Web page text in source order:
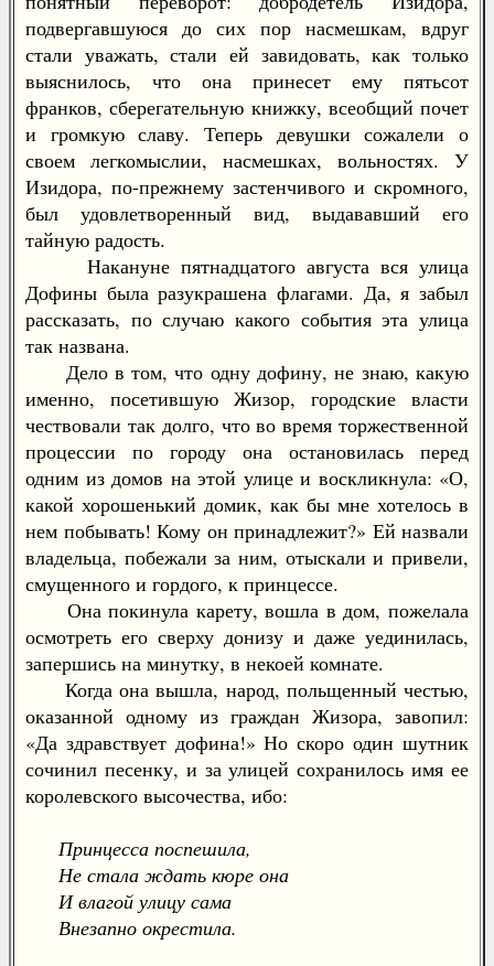
подвергавшуюся до сих пор насмешкам, вдруг
стали уважать, стали ей завидовать, как только
выяснилось, что она принесет ему пятьсот
франков, сберегательную книжку, всеобщий почет
и громкую славу. Теперь девушки сожалели о
своем легкомыслии, насмешках, вольностях. У
Изидора, по-прежнему застенчивого и скромного,
был удовлетворенный вид, выдававший его
тайную радость.
Накануне пятнадцатого августа вся улица
Дофины была разукрашена флагами. Да, я забыл
рассказать, по случаю какого события эта улица
так названа.
Дело в том, что одну дофину, не знаю, какую
именно, посетившую Жизор, городские власти
чествовали так долго, что во время торжественной
процессии по городу она остановилась перед
одним из домов на этой улице и воскликнула: «О,
какой хорошенький домик, как бы мне хотелось в
нем побывать! Кому он принадлежит?» Ей назвали
владельца, побежали за ним, отыскали и привели,
смущенного и гордого, к принцессе.
Она покинула карету, вошла в дом, пожелала
осмотреть его сверху донизу и даже уединилась,
запершись на минутку, в некоей комнате.
Когда она вышла, народ, польщенный честью,
оказанной одному из граждан Жизора, завопил:
«Да здравствует дофина!» Но скоро один шутник
сочинил песенку, и за улицей сохранилось имя ее
королевского высочества, ибо:
Принцесса поспешила,
Не стала ждать кюре она
И влагой улицу сама
Внезапно окрестила.